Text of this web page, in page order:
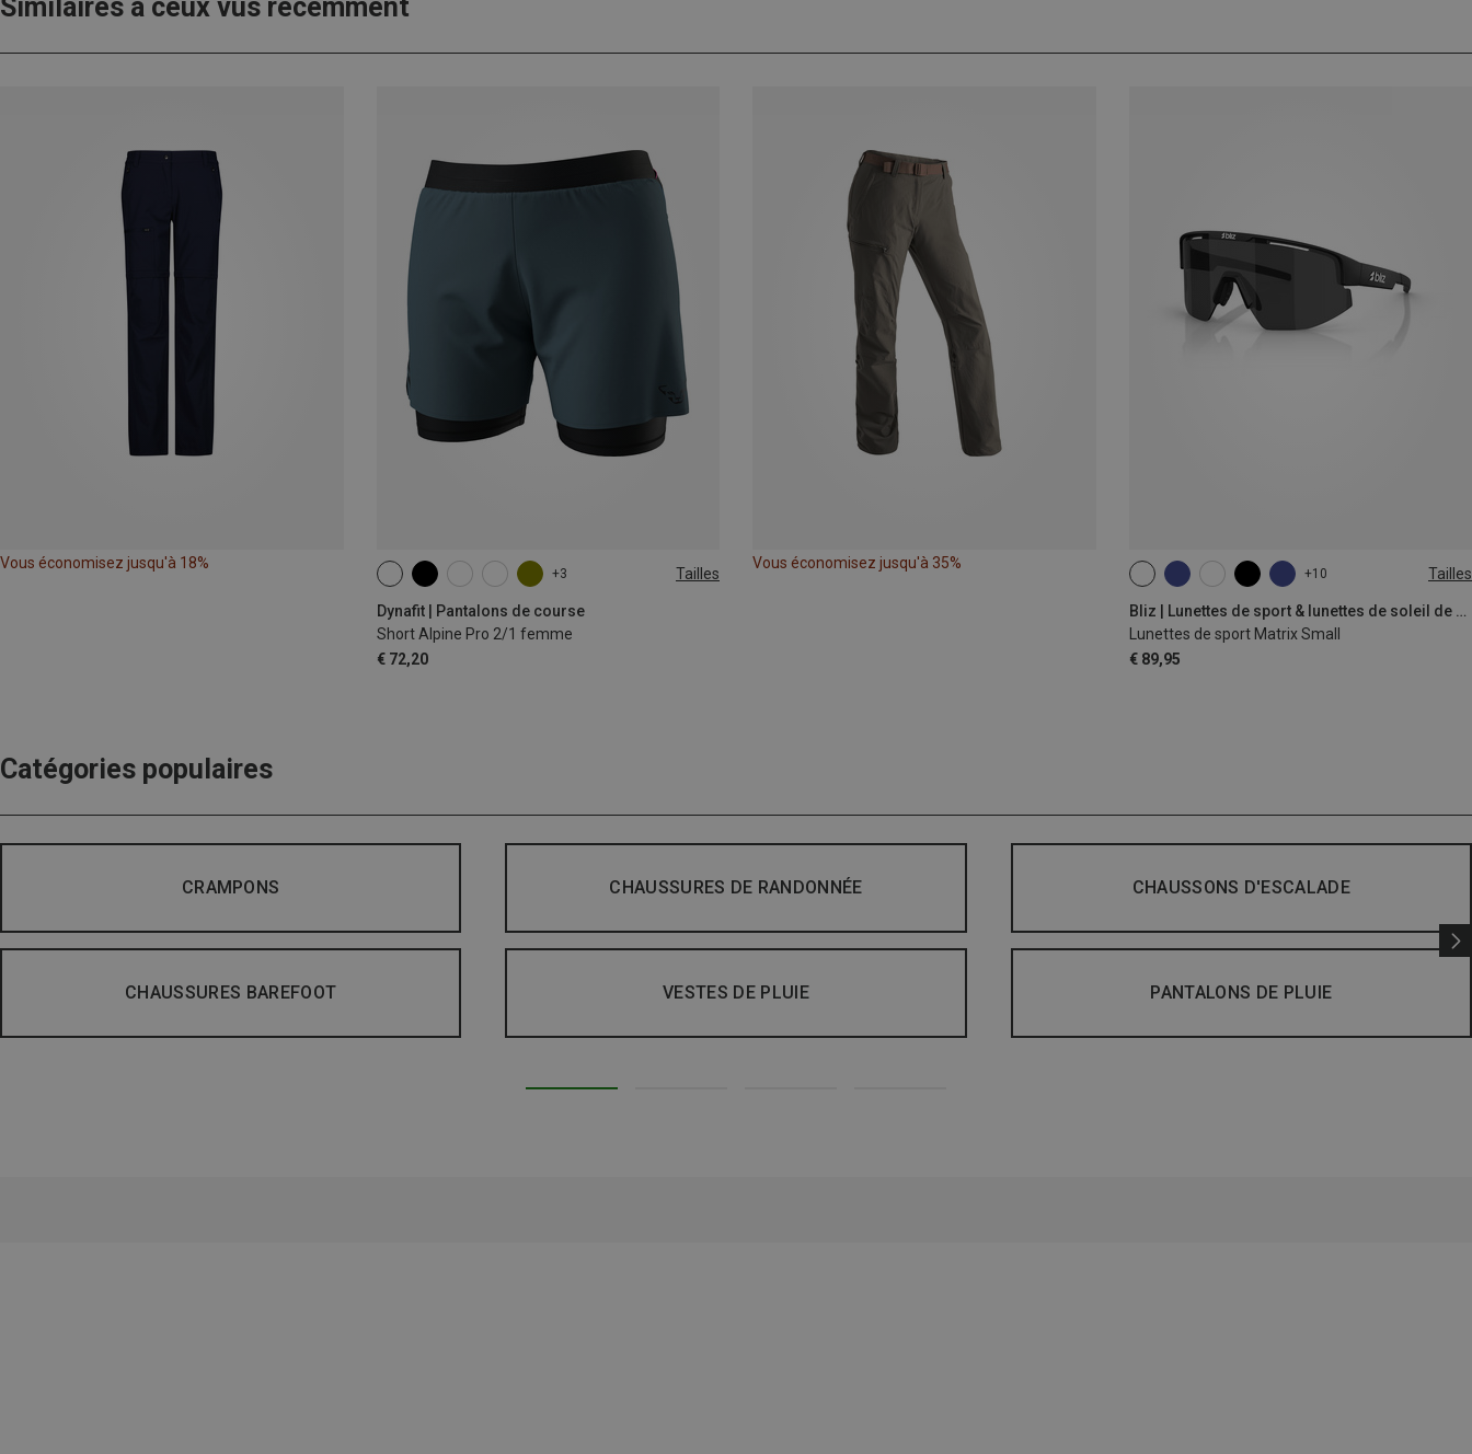
Similaires à ceux vus récemment
Vous économisez jusqu'à 18%
+3 Tailles
Dynafit | Pantalons de course
Short Alpine Pro 2/1 femme
€ 72,20
XS S M XL
Vous économisez jusqu'à 35%
+10 Tailles
Bliz | Lunettes de sport & lunettes de soleil de sport
Lunettes de sport Matrix Small
€ 89,95
ONE SIZE
Catégories populaires
CRAMPONS CHAUSSURES DE RANDONNÉE CHAUSSONS D'ESCALADE
CHAUSSURES BAREFOOT VESTES DE PLUIE PANTALONS DE PLUIE